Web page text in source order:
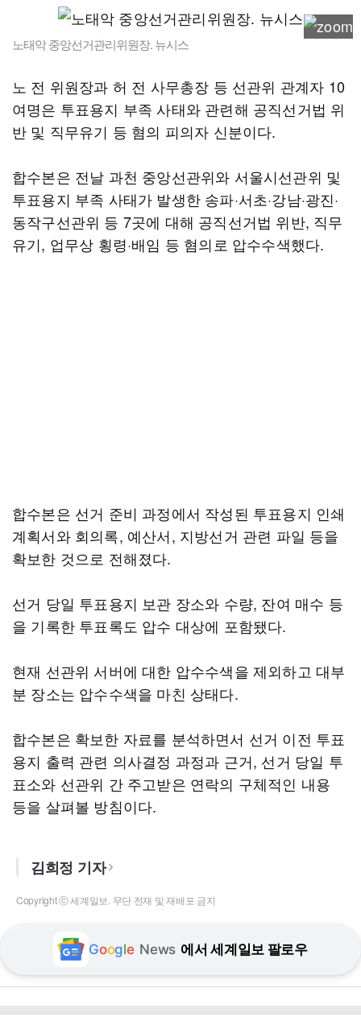
노태악 중앙선거관리위원장. 뉴시스
노 전 위원장과 허 전 사무총장 등 선관위 관계자 10
여명은 투표용지 부족 사태와 관련해 공직선거법 위
반 및 직무유기 등 혐의 피의자 신분이다.
합수본은 전날 과천 중앙선관위와 서울시선관위 및
투표용지 부족 사태가 발생한 송파·서초·강남·광진·
동작구선관위 등 7곳에 대해 공직선거법 위반, 직무
유기, 업무상 횡령·배임 등 혐의로 압수수색했다.
합수본은 선거 준비 과정에서 작성된 투표용지 인쇄
계획서와 회의록, 예산서, 지방선거 관련 파일 등을
확보한 것으로 전해졌다.
선거 당일 투표용지 보관 장소와 수량, 잔여 매수 등
을 기록한 투표록도 압수 대상에 포함됐다.
현재 선관위 서버에 대한 압수수색을 제외하고 대부
분 장소는 압수수색을 마친 상태다.
합수본은 확보한 자료를 분석하면서 선거 이전 투표
용지 출력 관련 의사결정 과정과 근거, 선거 당일 투
표소와 선관위 간 주고받은 연락의 구체적인 내용
등을 살펴볼 방침이다.
김희정 기자
Copyright ⓒ 세계일보. 무단 전재 및 재배포 금지
Google News 에서 세계일보 팔로우